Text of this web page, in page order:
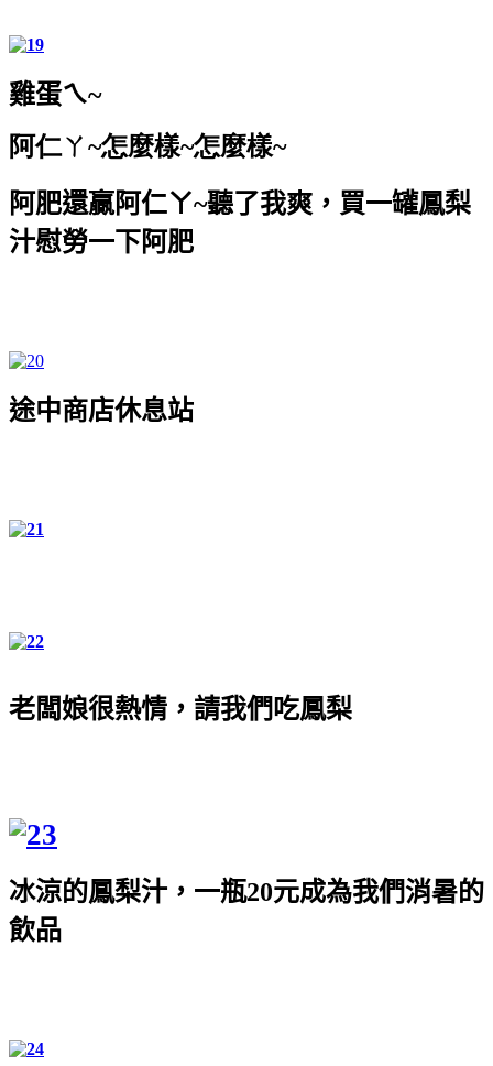
雞蛋ㄟ~
阿仁ㄚ~怎麼樣~怎麼樣~
阿肥還贏阿仁ㄚ~聽了我爽，買一罐鳳梨
汁慰勞一下阿肥
途中商店休息站
老闆娘很熱情，請我們吃鳳梨
冰涼的鳳梨汁，一瓶20元成為我們消暑的
飲品